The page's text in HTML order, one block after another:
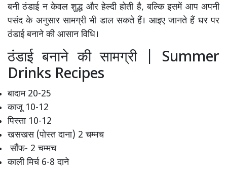
बनी ठंडाई न केवल शुद्ध और हेल्दी होती है, बल्कि इसमें आप अपनी
पसंद के अनुसार सामग्री भी डाल सकते हैं। आइए जानते हैं घर पर
ठंडाई बनाने की आसान विधि।
ठंडाई बनाने की सामग्री | Summer
Drinks Recipes
बादाम 20-25
काजू 10-12
पिस्ता 10-12
खसखस (पोस्त दाना) 2 चम्मच
सौंफ- 2 चम्मच
काली मिर्च 6-8 दाने